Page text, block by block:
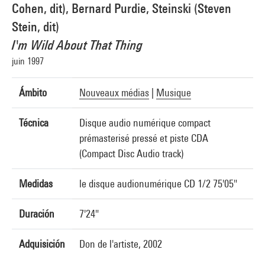
Cohen, dit), Bernard Purdie, Steinski (Steven
Stein, dit)
I'm Wild About That Thing
juin 1997
Ámbito Nouveaux médias Musique
Técnica
Disque audio numérique compact
prémasterisé pressé et piste CDA
(Compact Disc Audio track)
Medidas le disque audionumérique CD 1/2 75'05"
Duración 7'24"
Adquisición Don de l'artiste, 2002